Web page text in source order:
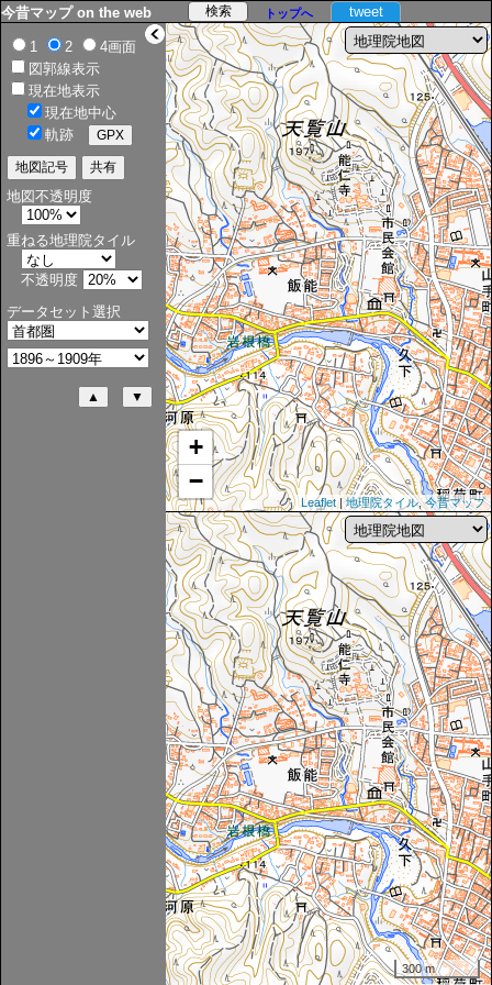
> tweet
今昔マップ on the web トップへ
+
−
Leaflet|地理院タイル,今昔マップ
300 m
1 2
4画面
図郭線表示
現在地表示
現在地中心
軌跡
地図不透明度
重ねる地理院タイル
不透明度
データセット選択